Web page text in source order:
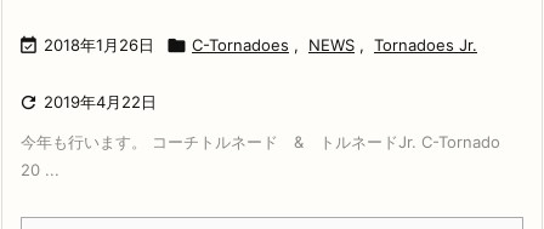
 2018年1月26日  C-Tornadoes , NEWS , Tornadoes Jr.
 2019年4月22日
今年も行います。 コーチトルネード & トルネードJr. C-Tornado
20 ...